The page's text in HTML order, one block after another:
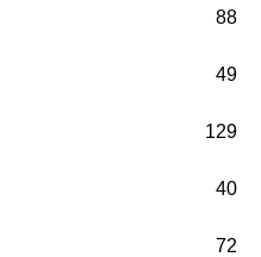
88
49
129
40
72